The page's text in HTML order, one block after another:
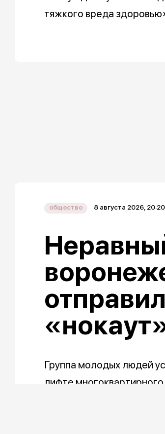
тяжкого вреда
общество 8 августа 2026, 20:20
Группа молодых людей
лифте